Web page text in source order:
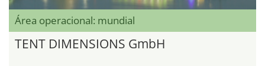
Área operacional: mundial
TENT DIMENSIONS GmbH